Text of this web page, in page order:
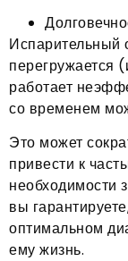
Испарительный
перегружается
работает
со временем
Это может
привести к
необходимости
вы
оптимальном
ему жизнь.